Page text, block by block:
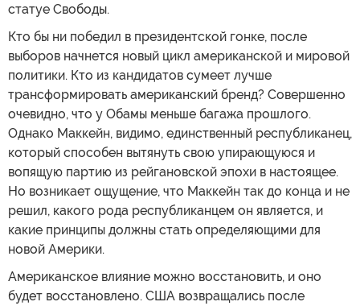
статуе Свободы.
Кто бы ни победил в президентской гонке, после
выборов начнется новый цикл американской и мировой
политики. Кто из кандидатов сумеет лучше
трансформировать американский бренд? Совершенно
очевидно, что у Обамы меньше багажа прошлого.
Однако Маккейн, видимо, единственный республиканец,
который способен вытянуть свою упирающуюся и
вопящую партию из рейгановской эпохи в настоящее.
Но возникает ощущение, что Маккейн так до конца и не
решил, какого рода республиканцем он является, и
какие принципы должны стать определяющими для
новой Америки.
Американское влияние можно восстановить, и оно
будет восстановлено. США возвращались после